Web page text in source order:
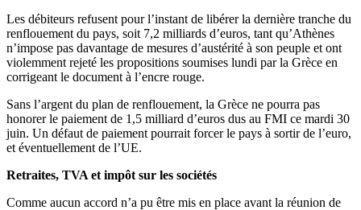
Les débiteurs refusent pour l’instant de libérer la dernière tranche du
renflouement du pays, soit 7,2 milliards d’euros, tant qu’Athènes
n’impose pas davantage de mesures d’austérité à son peuple et ont
violemment rejeté les propositions soumises lundi par la Grèce en
corrigeant le document à l’encre rouge.
Sans l’argent du plan de renflouement, la Grèce ne pourra pas
honorer le paiement de 1,5 milliard d’euros dus au FMI ce mardi 30
juin. Un défaut de paiement pourrait forcer le pays à sortir de l’euro,
et éventuellement de l’UE.
Retraites, TVA et impôt sur les sociétés
Comme aucun accord n’a pu être mis en place avant la réunion de